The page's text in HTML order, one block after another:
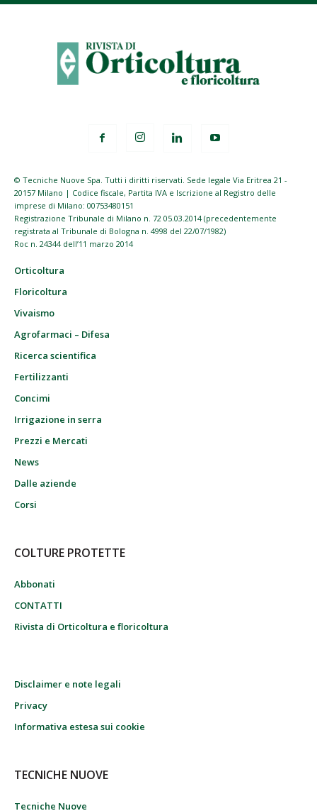
© Tecniche Nuove Spa. Tutti i diritti riservati. Sede legale Via Eritrea 21 -
20157 Milano | Codice fiscale, Partita IVA e Iscrizione al Registro delle
imprese di Milano: 00753480151
Registrazione Tribunale di Milano n. 72 05.03.2014 (precedentemente
registrata al Tribunale di Bologna n. 4998 del 22/07/1982)
Roc n. 24344 dell’11 marzo 2014
Orticoltura
Floricoltura
Vivaismo
Agrofarmaci – Difesa
Ricerca scientifica
Fertilizzanti
Concimi
Irrigazione in serra
Prezzi e Mercati
News
Dalle aziende
Corsi
COLTURE PROTETTE
Abbonati
CONTATTI
Rivista di Orticoltura e floricoltura
Disclaimer e note legali
Privacy
Informativa estesa sui cookie
TECNICHE NUOVE
Tecniche Nuove